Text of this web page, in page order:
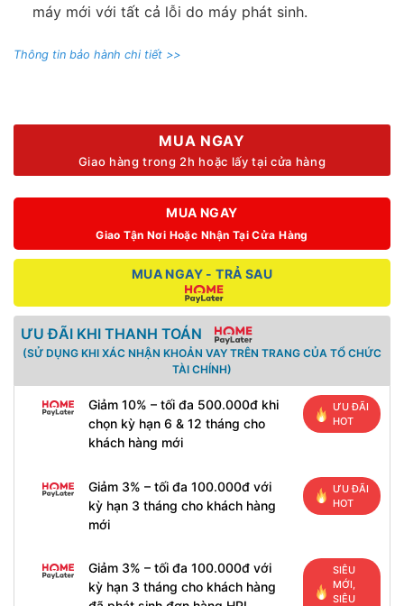
máy mới với tất cả lỗi do máy phát sinh.
Thông tin bảo hành chi tiết >>
MUA NGAY
Giao hàng trong 2h hoặc lấy tại cửa hàng
MUA NGAY
Giao Tận Nơi Hoặc Nhận Tại Cửa Hàng
MUA NGAY - TRẢ SAU
ƯU ĐÃI KHI THANH TOÁN
(SỬ DỤNG KHI XÁC NHẬN KHOẢN VAY TRÊN TRANG CỦA TỔ CHỨC
TÀI CHÍNH)
Giảm 10% – tối đa 500.000đ khi
chọn kỳ hạn 6 & 12 tháng cho
khách hàng mới
ƯU ĐÃI
HOT
Giảm 3% – tối đa 100.000đ với
kỳ hạn 3 tháng cho khách hàng
mới
ƯU ĐÃI
HOT
Giảm 3% – tối đa 100.000đ với
kỳ hạn 3 tháng cho khách hàng
SIÊU
MỚI,
SIÊU